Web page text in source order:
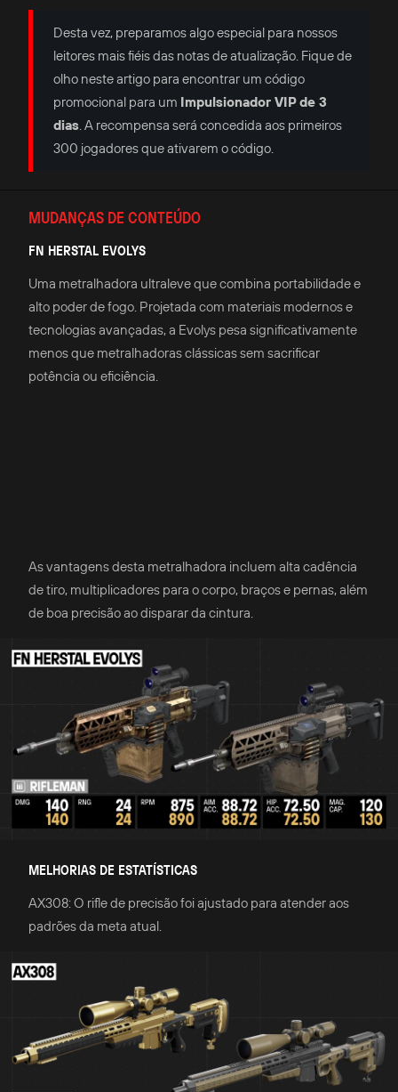
Desta vez, preparamos algo especial para nossos
leitores mais fiéis das notas de atualização. Fique de
olho neste artigo para encontrar um código
promocional para um Impulsionador VIP de 3
dias. A recompensa será concedida aos primeiros
300 jogadores que ativarem o código.
MUDANÇAS DE CONTEÚDO
FN HERSTAL EVOLYS
Uma metralhadora ultraleve que combina portabilidade e
alto poder de fogo. Projetada com materiais modernos e
tecnologias avançadas, a Evolys pesa significativamente
menos que metralhadoras clássicas sem sacrificar
potência ou eficiência.
As vantagens desta metralhadora incluem alta cadência
de tiro, multiplicadores para o corpo, braços e pernas, além
de boa precisão ao disparar da cintura.
MELHORIAS DE ESTATÍSTICAS
AX308: O rifle de precisão foi ajustado para atender aos
padrões da meta atual.